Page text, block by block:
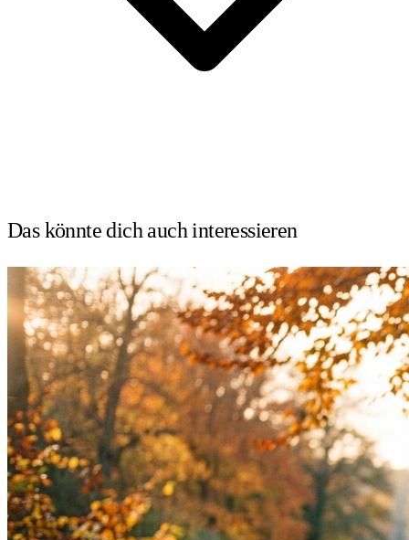
Das könnte dich auchinteressieren